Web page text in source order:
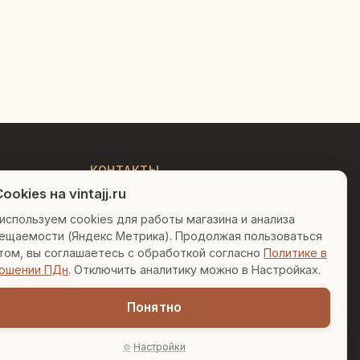
КОНТАКТЫ
+7 (495) 150-52-26
AI-консультант в Telegram
sales@vintajj.ru
Пн-Пт: 10:00 - 19:00
Согласие на обработку ПДн
на vintajj.ru
cookies для работы магазина и анализа
(Яндекс Метрика). Продолжая пользоваться
вы соглашаетесь с обработкой согласно Политике в
ПДн. Отключить аналитику можно в Настройках.
Понятно
Настройки
декору. Чем могу помочь?
Вазы для гостиной
Подарок до 5000₽
Сочетание металлов